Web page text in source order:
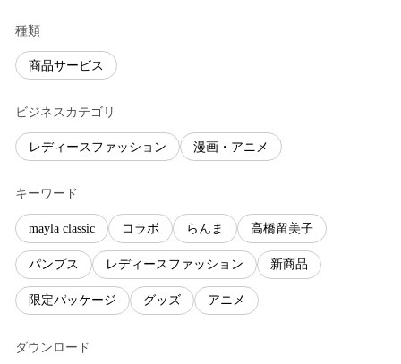
種類
商品サービス
ビジネスカテゴリ
レディースファッション 漫画・アニメ
キーワード
mayla classic コラボ らんま 高橋留美子
パンプス レディースファッション 新商品
限定パッケージ グッズ アニメ
ダウンロード